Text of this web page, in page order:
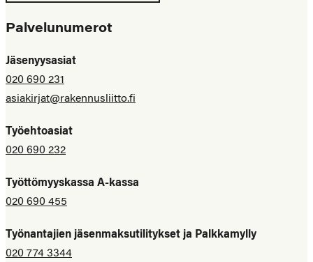
Palvelunumerot
Jäsenyysasiat
020 690 231
asiakirjat@rakennusliitto.fi
Työehtoasiat
020 690 232
Työttömyyskassa A-kassa
020 690 455
Työnantajien jäsenmaksutilitykset ja Palkkamylly
020 774 3344